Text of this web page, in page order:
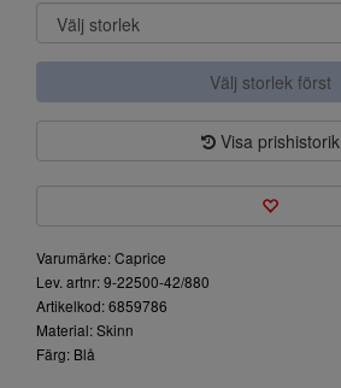
Välj storlek först
Visa prishistorik
Varumärke: Caprice
Lev. artnr: 9-22500-42/880
Artikelkod: 6859786
Material: Skinn
Färg: Blå